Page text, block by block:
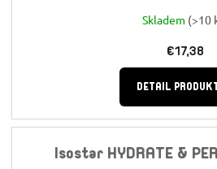
Skladem (>10
€17,38
DETAIL
Isostar HYDRATE &